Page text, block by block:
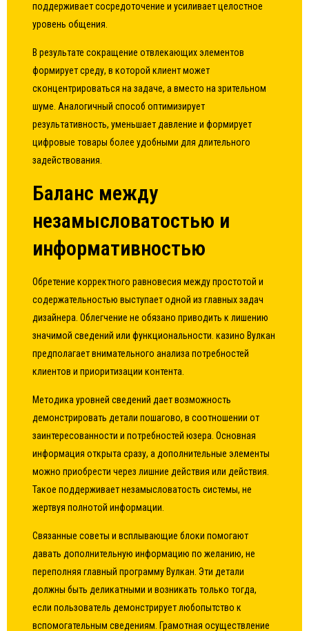
поддерживает сосредоточение и усиливает целостное
уровень общения.
В результате сокращение отвлекающих элементов
формирует среду, в которой клиент может
сконцентрироваться на задаче, а вместо на зрительном
шуме. Аналогичный способ оптимизирует
результативность, уменьшает давление и формирует
цифровые товары более удобными для длительного
задействования.
Баланс между
незамысловатостью и
информативностью
Обретение корректного равновесия между простотой и
содержательностью выступает одной из главных задач
дизайнера. Облегчение не обязано приводить к лишению
значимой сведений или функциональности. казино Вулкан
предполагает внимательного анализа потребностей
клиентов и приоритизации контента.
Методика уровней сведений дает возможность
демонстрировать детали пошагово, в соотношении от
заинтересованности и потребностей юзера. Основная
информация открыта сразу, а дополнительные элементы
можно приобрести через лишние действия или действия.
Такое поддерживает незамысловатость системы, не
жертвуя полнотой информации.
Связанные советы и всплывающие блоки помогают
давать дополнительную информацию по желанию, не
переполняя главный программу Вулкан. Эти детали
должны быть деликатными и возникать только тогда,
если пользователь демонстрирует любопытство к
вспомогательным сведениям. Грамотная осуществление